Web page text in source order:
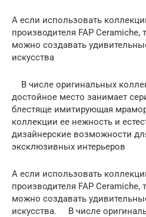
А если использовать
производителя FAP Ceramiche,
можно создавать
искусства
В числе оригинальных
достойное место занимает
блестяще имитирующая
коллекции ее нежность и
дизайнерские возможности
эксклюзивных интерьеров
А если использовать
производителя FAP Ceramiche,
можно создавать
искусства. В числе